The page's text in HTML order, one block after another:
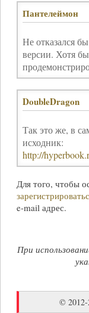
Пантелеймон
Не отказался
версии. Хотя
DoubleDragon
Так это же, в
исходник:
http://
Для того, чтобы
e-mailадрес.
При
© 2012-